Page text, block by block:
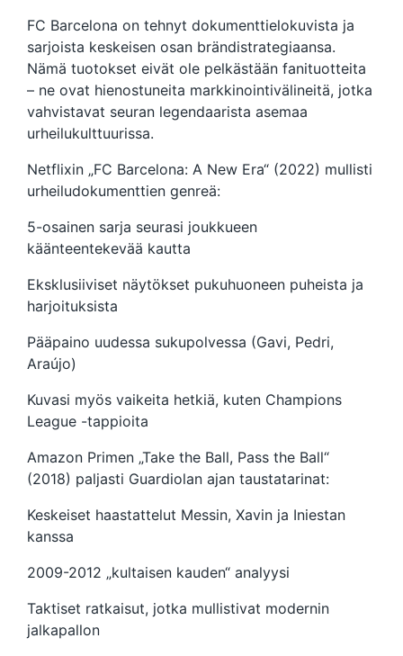
FC Barcelona on tehnyt dokumenttielokuvista ja
sarjoista keskeisen osan brändistrategiaansa.
Nämä tuotokset eivät ole pelkästään fanituotteita
– ne ovat hienostuneita markkinointivälineitä, jotka
vahvistavat seuran legendaarista asemaa
urheilukulttuurissa.
Netflixin „FC Barcelona: A New Era“ (2022) mullisti
urheiludokumenttien genreä:
5-osainen sarja seurasi joukkueen
käänteentekevää kautta
Eksklusiiviset näytökset pukuhuoneen puheista ja
harjoituksista
Pääpaino uudessa sukupolvessa (Gavi, Pedri,
Araújo)
Kuvasi myös vaikeita hetkiä, kuten Champions
League -tappioita
Amazon Primen „Take the Ball, Pass the Ball“
(2018) paljasti Guardiolan ajan taustatarinat:
Keskeiset haastattelut Messin, Xavin ja Iniestan
kanssa
2009-2012 „kultaisen kauden“ analyysi
Taktiset ratkaisut, jotka mullistivat modernin
jalkapallon